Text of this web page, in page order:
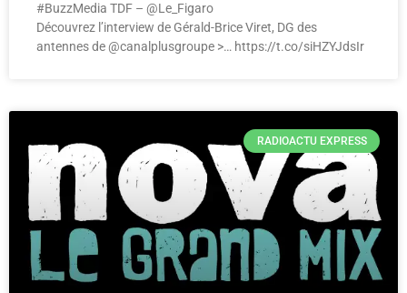
#BuzzMedia TDF – @Le_Figaro
Découvrez l’interview de Gérald-Brice Viret, DG des
antennes de @canalplusgroupe >… https://t.co/siHZYJdsIr
RADIOACTU EXPRESS